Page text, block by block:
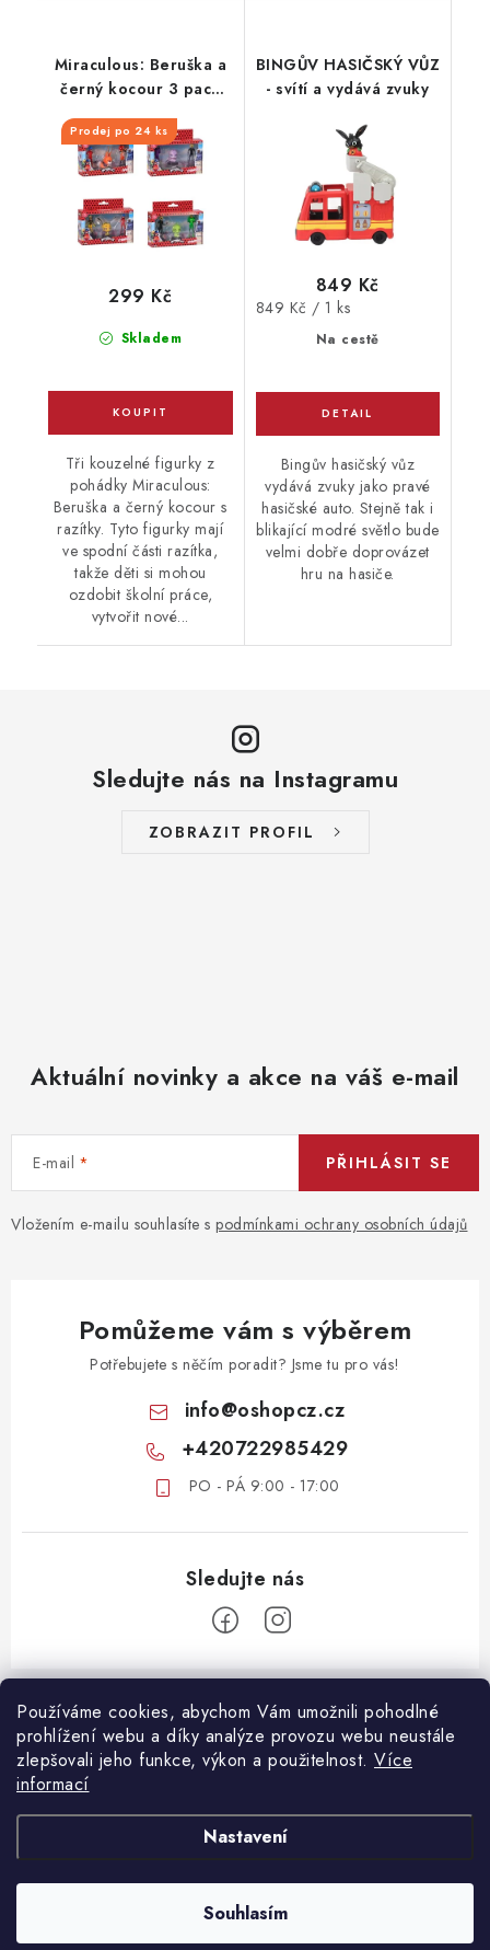
Používáme cookies, abychom Vám umožnili pohodlné
prohlížení webu a díky analýze provozu webu neustále
zlepšovali jeho funkce, výkon a použitelnost. Více
informací
Nastavení
Souhlasím
Miraculous: Beruška a
černý kocour 3 pack
razítka, Figurka Ast.
Prodej po 24 ks
Skladem
299 Kč
Tři kouzelné figurky z
pohádky Miraculous:
Beruška a černý kocour s
razítky. Tyto figurky mají
ve spodní části razítka,
takže děti si mohou
ozdobit školní práce,
vytvořit nové...
BINGŮV HASIČSKÝ VŮZ
- svítí a vydává zvuky
Na cestě
849 Kč
Měrná
849 Kč / 1 ks
Bingův hasičský vůz
vydává zvuky jako pravé
hasičské auto. Stejně tak i
blikající modré světlo bude
velmi dobře doprovázet
hru na hasiče.
Sledujte nás na Instagramu
ZOBRAZIT PROFIL
Aktuální novinky a akce na váš e-mail
E-mail
Vložením e-mailu souhlasíte s podmínkami ochrany osobních údajů
PŘIHLÁSIT SE
Pomůžeme vám s výběrem
Potřebujete s něčím poradit? Jsme tu pro vás!
info@oshopcz.cz
+420722985429
PO - PÁ 9:00 - 17:00
Z
ZÁKAZNICKÝ SERVIS
DOPRAVA A PLATBA
VRÁCENÍ ZBOŽÍ
REKLAMACE ZBOŽÍ
MOJE OBJEDNÁVKA
DŮLEŽITÉ DOKUMENTY
Oshopcz.cz . Všechna práva vyhrazena.